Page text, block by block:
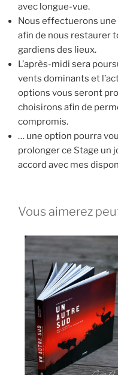
avec longue-vue.
Nous effectuerons une
afin de nous restaurer
gardiens des lieux.
L’après-midi sera
vents dominants et
options vous seront
choisirons afin de
compromis.
… une option pourra
prolonger ce Stage un
accord avec mes
Vous aimerez